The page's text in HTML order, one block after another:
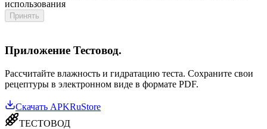
использования
Принять
Приложение Тестовод.
Рассчитайте влажность и гидратацию теста. Сохраните свои
рецептуры в электронном виде в формате PDF.
Скачать APKRuStore
ТЕСТОВОД